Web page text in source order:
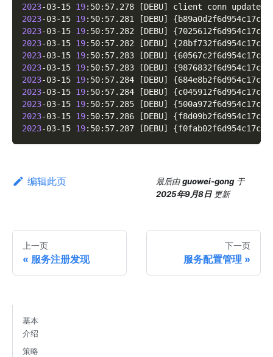
2023-03-15 19:50:57.278 [DEBU]
client conn updated
2023-03-15 19:50:57.281 [DEBU] {
2023-03-15 19:50:57.282 [DEBU] {
2023-03-15 19:50:57.282 [DEBU] {
2023-03-15 19:50:57.283 [DEBU] {
2023-03-15 19:50:57.283 [DEBU] {
2023-03-15 19:50:57.284 [DEBU] {
2023-03-15 19:50:57.284 [DEBU] {
2023-03-15 19:50:57.285 [DEBU] {
2023-03-15 19:50:57.286 [DEBU] {
2023-03-15 19:50:57.287 [DEBU] {
编辑此页 最后由guowei-gong 于
2025年9月8日 更新
上一页
服务注册发现
下一页
服务配置管理
基本
介绍
策略